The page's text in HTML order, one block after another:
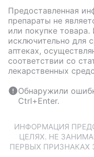
Предоставленная
препараты не
или покупке
исключительно для
аптеках,
соответствии со
лекарственных
Обнаружили
Ctrl+Enter.
ИНФОРМАЦИЯ
ЦЕЛЯХ. НЕ
ПЕРВЫХ ПРИЗНАКАХ